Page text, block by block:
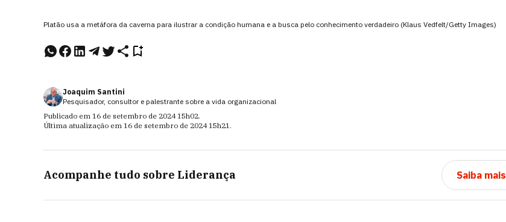
Platão usa a metáfora da caverna para ilustrar a condição humana e a busca pelo conhecimento verdadeiro (Klaus Vedfelt/Getty Images)
Joaquim Santini
Pesquisador, consultor e palestrante sobre a vida organizacional
Publicado em 16 de setembro de 2024 15h02.
Última atualização em 16 de setembro de 2024 15h21.
Acompanhe tudo sobre Liderança Saiba mais